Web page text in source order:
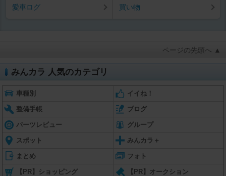
愛車ログ 買い物
ページの先頭へ ▲
みんカラ 人気のカテゴリ
車種別 イイね！
整備手帳 ブログ
パーツレビュー グループ
スポット みんカラ＋
まとめ フォト
【PR】ショッピング 【PR】オークション